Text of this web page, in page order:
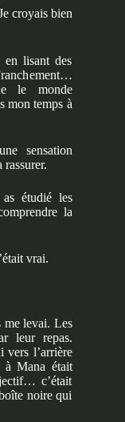
croyais bien
lisant des
le monde
mon temps à
sensation
rassurer.
étudié les
la
vrai.
me levai. Les
leur repas.
vers l’arrière
à Mana était
c’était
noire qui